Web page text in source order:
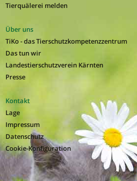
Tierquälerei melden
Über uns
TiKo - das Tierschutzkompetenzzentrum
Das tun wir
Landestierschutzverein Kärnten
Presse
Kontakt
Lage
Impressum
Datenschutz
Cookie-Konfiguration